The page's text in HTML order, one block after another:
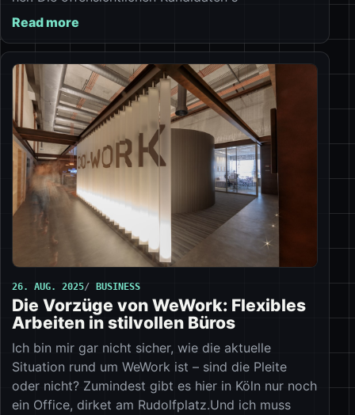
Read more
26. AUG. 2025 BUSINESS
Die Vorzüge von WeWork: Flexibles
Arbeiten in stilvollen Büros
Ich bin mir gar nicht sicher, wie die aktuelle
Situation rund um WeWork ist – sind die Pleite
oder nicht? Zumindest gibt es hier in Köln nur noch
ein Office, dirket am Rudolfplatz.Und ich muss